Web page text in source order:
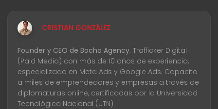
CRISTIAN GONZÁLEZ
Founder y CEO de Bocha Agency. Trafficker Digital
(Paid Media) con más de 10 años de experiencia,
especializado en Meta Ads y Google Ads. Capacito
a miles de emprendedores y empresas a través de
diplomaturas online, certificadas por la Universidad
Tecnológica Nacional (UTN).